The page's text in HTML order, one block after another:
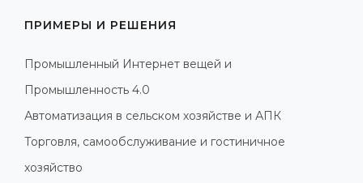
ПРИМЕРЫ И РЕШЕНИЯ
Промышленный Интернет вещей и
Промышленность 4.0
Автоматизация в сельском хозяйстве и АПК
Торговля, самообслуживание и гостиничное
хозяйство